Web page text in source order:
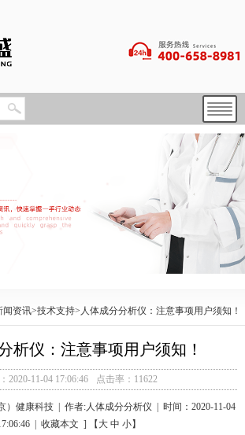
闻资讯>技术支持>人体成分分析仪：注意事项用户须知！
析仪：注意事项用户须知！
2020-11-04 17:06:46 点击率：11622
）健康科技 | 作者:人体成分分析仪 | 时间：2020-11-04
| 收藏本文 ] 【大 中 小】